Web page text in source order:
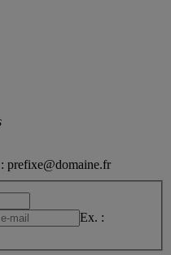
prefixe@domaine.fr
Ex. :